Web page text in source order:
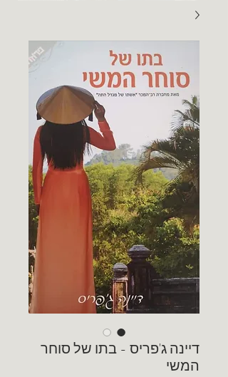
דיינה ג'פריס - בתו של סוחר
המשי